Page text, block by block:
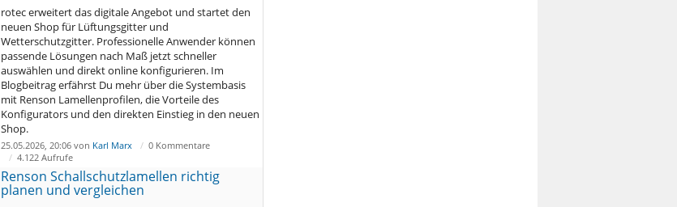
rotec erweitert das digitale Angebot und startet den
neuen Shop für Lüftungsgitter und
Wetterschutzgitter. Professionelle Anwender können
passende Lösungen nach Maß jetzt schneller
auswählen und direkt online konfigurieren. Im
Blogbeitrag erfährst Du mehr über die Systembasis
mit Renson Lamellenprofilen, die Vorteile des
Konfigurators und den direkten Einstieg in den neuen
Shop.
25.05.2026, 20:06 von Karl Marx
0 Kommentare
4.122 Aufrufe
Renson Schallschutzlamellen richtig
planen und vergleichen